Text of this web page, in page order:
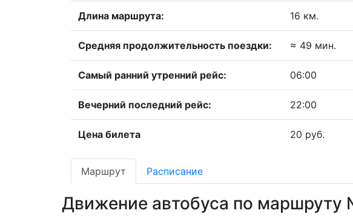
Длина маршрута: 16 км.
Средняя продолжительность поездки: ≈ 49 мин.
Самый ранний утренний рейс: 06:00
Вечерний последний рейс: 22:00
Цена билета 20 руб.
Маршрут Расписание
Движение автобуса по маршруту